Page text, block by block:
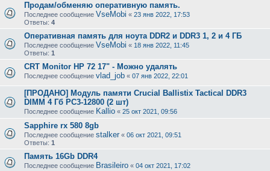
Продам/обменяю оперативную память.
Последнее сообщение VseMobi « 23 янв 2022, 17:53
Ответы: 4
Оперативная память для ноута DDR2 и DDR3 1, 2 и 4 ГБ
Последнее сообщение VseMobi « 18 янв 2022, 11:45
Ответы: 1
CRT Monitor HP 72 17" - Можно удалять
Последнее сообщение vlad_job « 07 янв 2022, 22:01
[ПРОДАНО] Модуль памяти Crucial Ballistix Tactical DDR3
DIMM 4 Гб PC3-12800 (2 шт)
Последнее сообщение Kallio « 25 окт 2021, 09:56
Sapphire rx 580 8gb
Последнее сообщение stalker « 06 окт 2021, 09:51
Ответы: 1
Память 16Gb DDR4
Последнее сообщение Brasileiro « 04 окт 2021, 17:02